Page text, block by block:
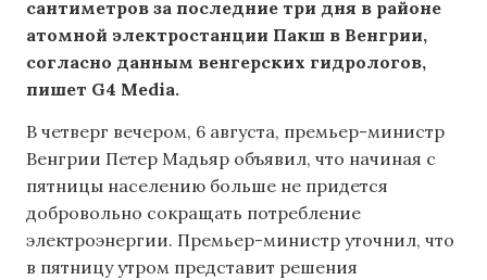
сантиметров за последние три дня в районе
атомной электростанции Пакш в Венгрии,
согласно данным венгерских гидрологов,
пишет G4 Media.
В четверг вечером, 6 августа, премьер-министр
Венгрии Петер Мадьяр объявил, что начиная с
пятницы населению больше не придется
добровольно сокращать потребление
электроэнергии. Премьер-министр уточнил, что
в пятницу утром представит решения